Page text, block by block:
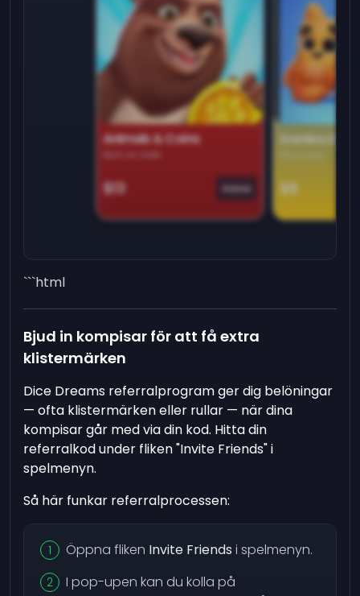
Animals & Coins
Earn on side
$13 Game
Domino
$9
```html
Bjud in kompisar för att få extra
klistermärken
Dice Dreams referralprogram ger dig belöningar
— ofta klistermärken eller rullar — när dina
kompisar går med via din kod. Hitta din
referralkod under fliken "Invite Friends" i
spelmenyn.
Så här funkar referralprocessen:
Öppna fliken Invite Friends i spelmenyn.
I pop-upen kan du kolla på